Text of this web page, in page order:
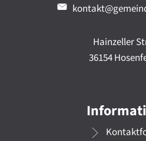
Hainzeller
36154